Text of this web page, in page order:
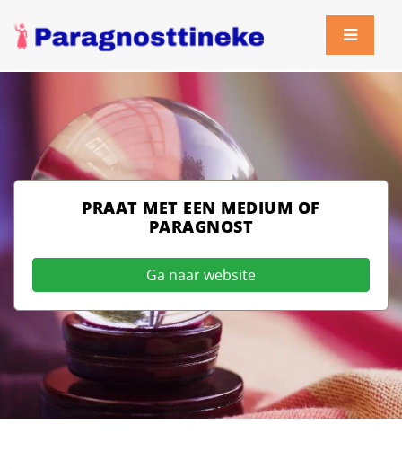
PRAAT MET EEN MEDIUM OF
PARAGNOST
Ga naar website